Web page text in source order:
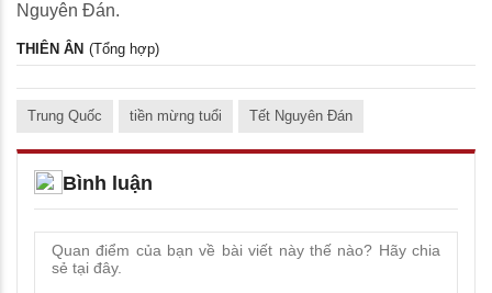
Nguyên Đán.
THIÊN ÂN (Tổng hợp)
Trung Quốc tiền mừng tuổi Tết Nguyên Đán
Bình luận